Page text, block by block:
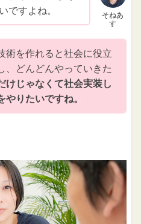
そねあ
す
ですよね。
術を作れると社会に役立
、どんどんやっていきた
けじゃなくて社会実装し
やりたいですね。